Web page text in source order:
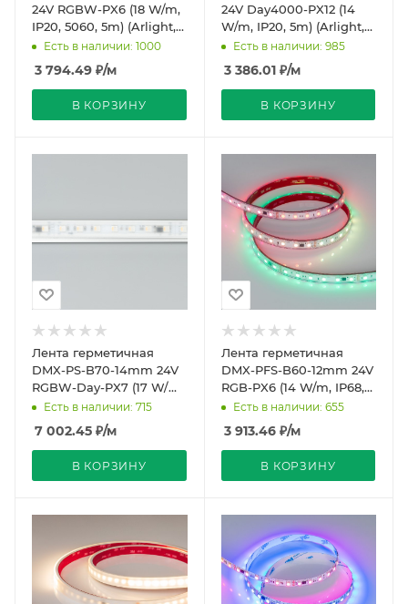
24V RGBW-PX6 (18 W/m,
IP20, 5060, 5m) (Arlight,
-) Есть в наличии: 1000
3 794.49 ₽/м
В КОРЗИНУ
24V Day4000-PX12 (14
W/m, IP20, 5m) (Arlight,
CRI>90)
Есть в наличии: 985
3 386.01₽/м
В КОРЗИНУ
Лента герметичная
DMX-PS-B70-14mm 24V
RGBW-Day-PX7 (17 W/m,
IP67, 5060, 5m) (Arlight,
Есть в наличии: 715
7 002.45 ₽/м
В КОРЗИНУ
Лента герметичная
DMX-PFS-B60-12mm 24V
RGB-PX6 (14 W/m, IP68,
5060, 5m) (Arlight, -)
Есть в наличии: 655
3 913.46₽/м
В КОРЗИНУ